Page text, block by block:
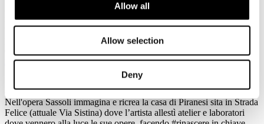
Allow all
Allow selection
Deny
Assocarta dedica il calendario 2021 ai suoi Soci. Un progetto -
realizzato in collaborazione con Civita - che illustra l’opera dal
titolo “Osservazioni sopra la casa di Giambattista Piranesi” realizzata
per Assocarta dall'artista contemporaneo Filippo Sassoli in occasione
impossibile”.
Il disegno, realizzato da Filippo Sassoli su carta Fabriano Artistico
(cm 57x78), è eseguito con penna e inchiostro nero e pennelli.
Nell'opera Sassoli immagina e ricrea la casa di Piranesi sita in Strada
Felice (attuale Via Sistina) dove l’artista allestì atelier e laboratori